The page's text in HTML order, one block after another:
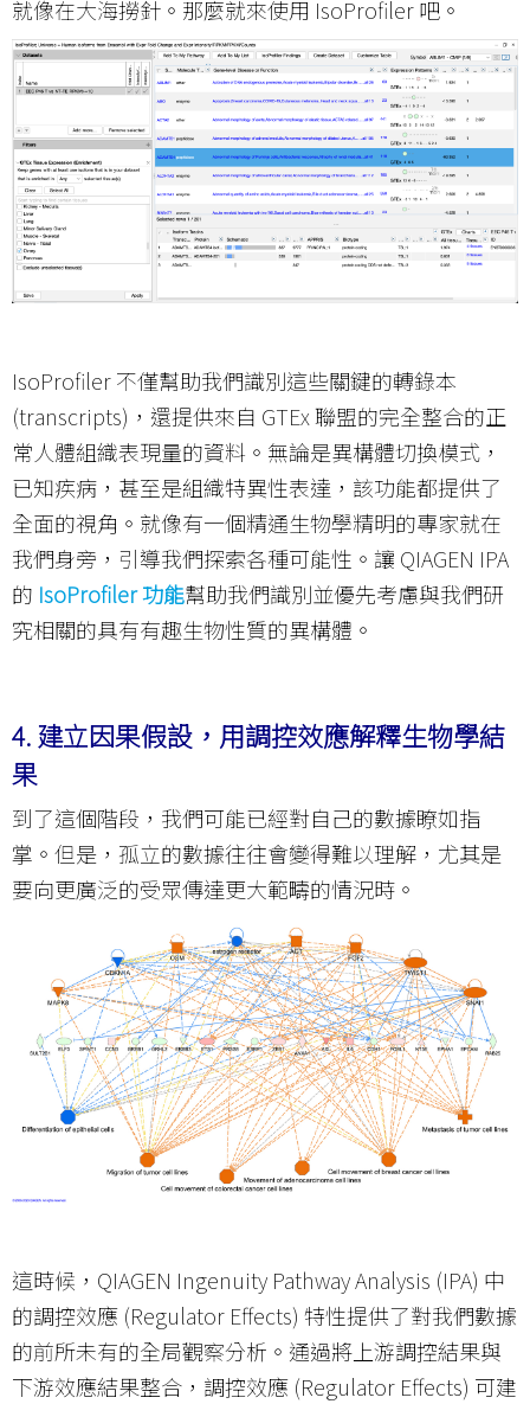
就像在大海撈針。那麼就來使用 IsoProfiler 吧。
IsoProfiler 不僅幫助我們識別這些關鍵的轉錄本
(transcripts)，還提供來自 GTEx 聯盟的完全整合的正
常人體組織表現量的資料。無論是異構體切換模式，
已知疾病，甚至是組織特異性表達，該功能都提供了
全面的視角。就像有一個精通生物學精明的專家就在
我們身旁，引導我們探索各種可能性。讓 QIAGEN IPA
的 IsoProfiler 功能幫助我們識別並優先考慮與我們研
究相關的具有有趣生物性質的異構體。
4. 建立因果假設，用調控效應解釋生物學結
果
到了這個階段，我們可能已經對自己的數據瞭如指
掌。但是，孤立的數據往往會變得難以理解，尤其是
要向更廣泛的受眾傳達更大範疇的情況時。
這時候，QIAGEN Ingenuity Pathway Analysis (IPA) 中
的調控效應 (Regulator Effects) 特性提供了對我們數據
的前所未有的全局觀察分析。通過將上游調控結果與
下游效應結果整合，調控效應 (Regulator Effects) 可建